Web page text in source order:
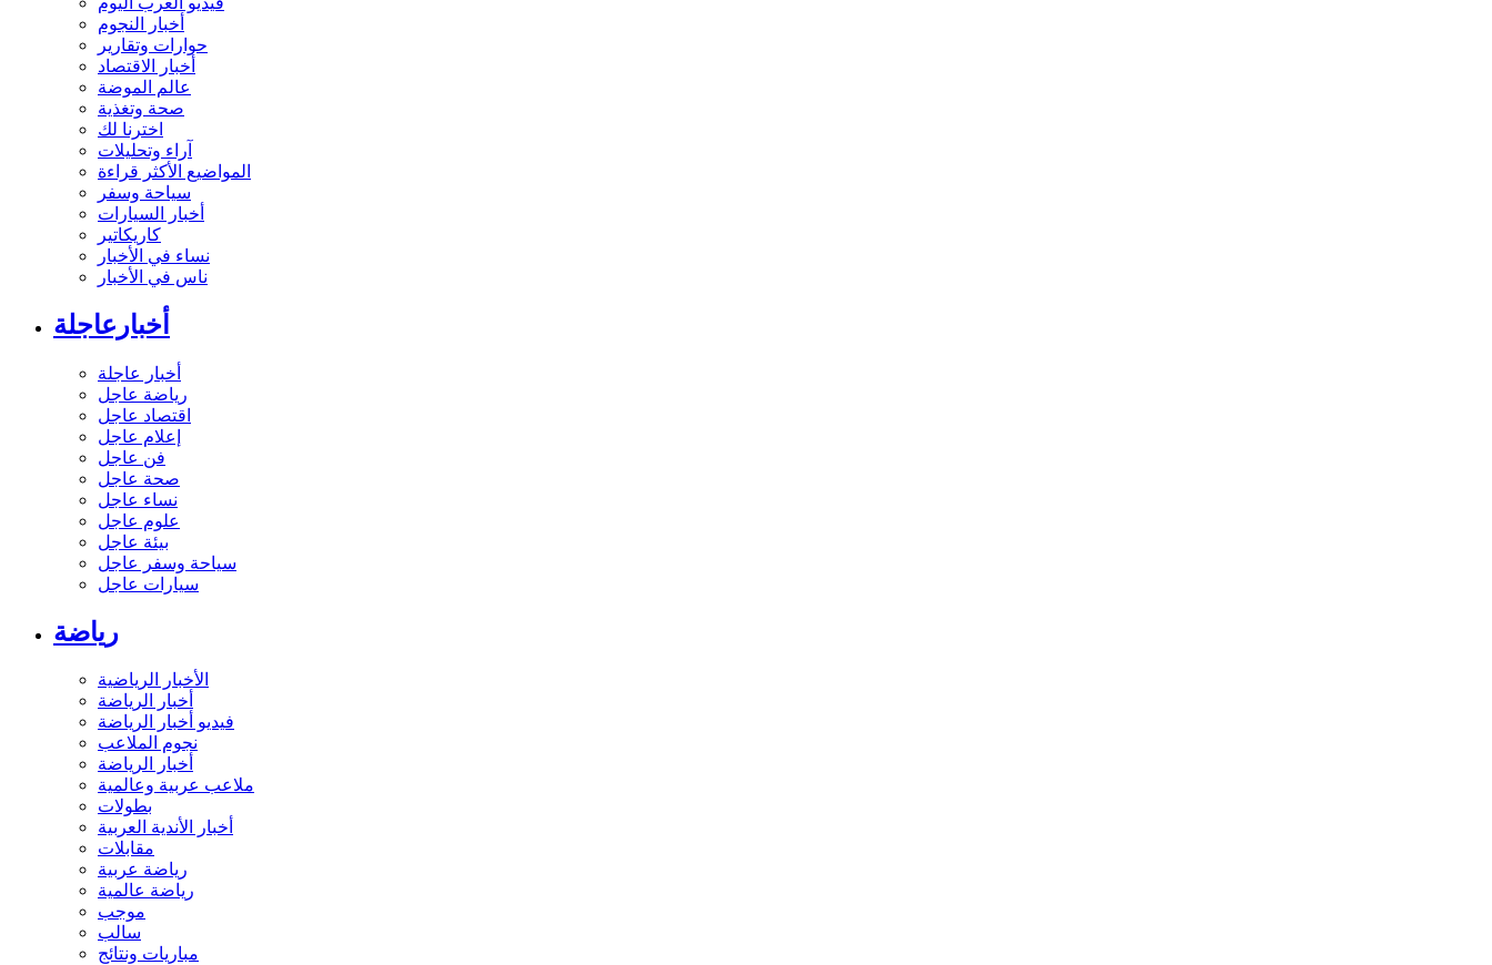
أخبار النجوم
حوارات وتقارير
أخبار الاقتصاد
عالم الموضة
صحة وتغذية
اخترنا لك
آراء وتحليلات
المواضيع الأكثر قراءة
سياحة وسفر
أخبار السيارات
كاريكاتير
نساء في الأخبار
ناس في الأخبار
أخبارعاجلة
أخبار عاجلة
رياضة عاجل
اقتصاد عاجل
إعلام عاجل
فن عاجل
صحة عاجل
نساء عاجل
علوم عاجل
بيئة عاجل
سياحة وسفر عاجل
سيارات عاجل
رياضة
الأخبار الرياضية
أخبار الرياضة
فيديو أخبار الرياضة
نجوم الملاعب
أخبار الرياضة
ملاعب عربية وعالمية
بطولات
أخبار الأندية العربية
مقابلات
رياضة عربية
رياضة عالمية
موجب
سالب
مباريات ونتائج